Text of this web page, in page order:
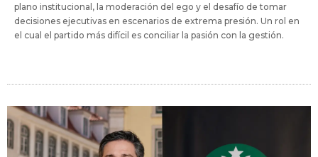
plano institucional, la moderación del ego y el desafío de tomar
decisiones ejecutivas en escenarios de extrema presión. Un rol en
el cual el partido más difícil es conciliar la pasión con la gestión.